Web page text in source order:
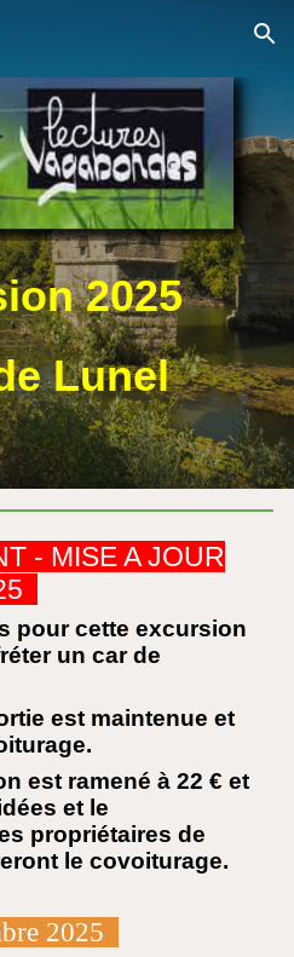
Skip to navigation
2025
Lunel
- MISE A JOUR
pour cette excursion
un car de
est maintenue et
est ramené à 22 € et
et le
propriétaires de
le covoiturage.
2025